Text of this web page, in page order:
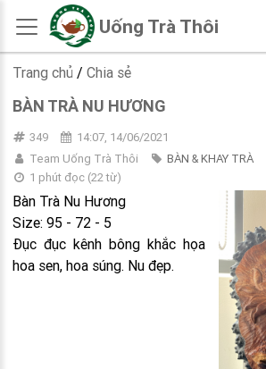
Uống Trà Thôi
Trang chủ / Chia sẻ
BÀN TRÀ NU HƯƠNG
349
14:07, 14/06/2021
Team Uống Trà Thôi
BÀN & KHAY TRÀ
1 phút đọc(22từ)
Bàn Trà Nu Hương
Size: 95 - 72 - 5
Đục đục kênh bông khắc họa
hoa sen, hoa súng. Nu đẹp.